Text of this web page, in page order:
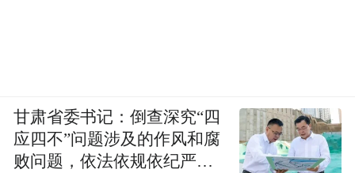
甘肃省委书记：倒查深究“四
应四不”问题涉及的作风和腐
败问题，依法依规依纪严肃